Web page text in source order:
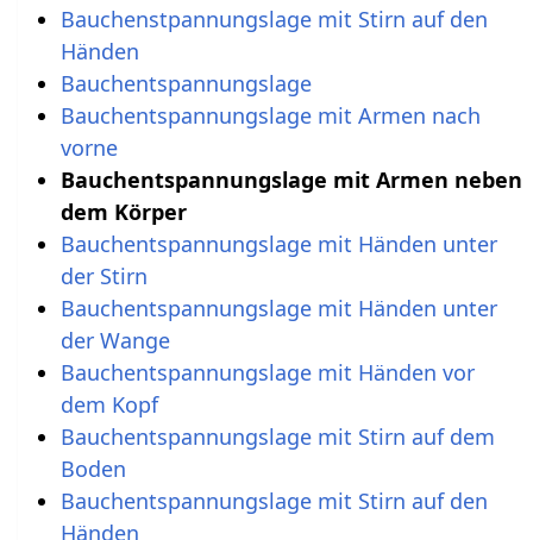
Bauchenstpannungslage mit Stirn auf den
Händen
Bauchentspannungslage
Bauchentspannungslage mit Armen nach
vorne
Bauchentspannungslage mit Armen neben
dem Körper
Bauchentspannungslage mit Händen unter
der Stirn
Bauchentspannungslage mit Händen unter
der Wange
Bauchentspannungslage mit Händen vor
dem Kopf
Bauchentspannungslage mit Stirn auf dem
Boden
Bauchentspannungslage mit Stirn auf den
Händen